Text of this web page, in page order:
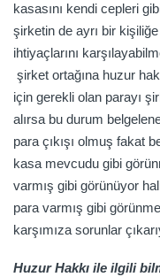
kasasını kendi cepleri
şirketin de ayrı bir
ihtiyaçlarını
şirket ortağına huzur
için gerekli olan parayı
alırsa bu durum
para çıkışı olmuş fakat
kasa mevcudu gibi
varmış gibi görünüyor
para varmış gibi
karşımıza sorunlar
Huzur Hakkı ile ilgili